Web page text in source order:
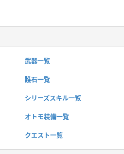
武器一覧
護石一覧
シリーズスキル一覧
オトモ装備一覧
クエスト一覧